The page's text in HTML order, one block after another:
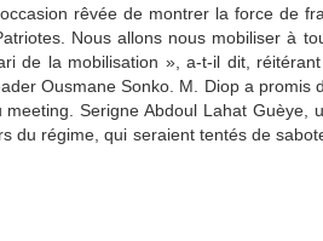
rêvée de montrer la force de
Nous allons nous mobiliser à
de la mobilisation », a-t-il dit,
Ousmane Sonko. M. Diop a promis
Serigne Abdoul Lahat Guèye,
du régime, qui seraient tentés de